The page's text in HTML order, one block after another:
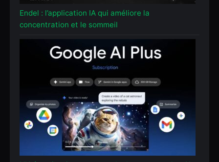
Endel : l’application IA qui améliore la
concentration et le sommeil